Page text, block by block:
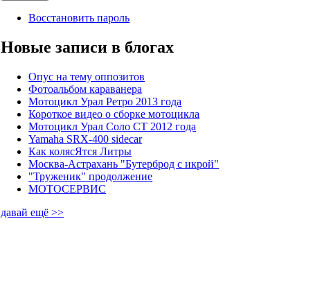
Восстановить пароль
Новые записи в блогах
Опус на тему оппозитов
Фотоальбом караванера
Мотоцикл Урал Ретро 2013 года
Короткое видео о сборке мотоцикла
Мотоцикл Урал Соло СТ 2012 года
Yamaha SRX-400 sidecar
Как колясЯтся Литры
Москва-Астрахань "Бутерброд с икрой"
"Труженик" продолжение
МОТОСЕРВИС
давай ещё >>